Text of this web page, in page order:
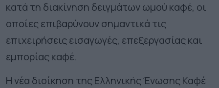
κατά τη διακίνηση δειγμάτων ωμού καφέ, οι
οποίες επιβαρύνουν σημαντικά τις
επιχειρήσεις εισαγωγές, επεξεργασίας και
εμπορίας καφέ.
Η νέα διοίκηση της Ελληνικής Ένωσης Καφέ